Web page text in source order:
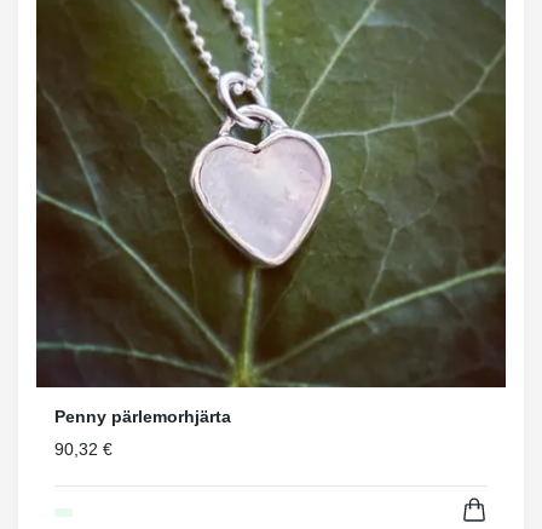
Penny pärlemorhjärta
90,32 €